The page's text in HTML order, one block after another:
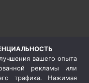
вашего опыта
рекламы или
трафика. Нажимая